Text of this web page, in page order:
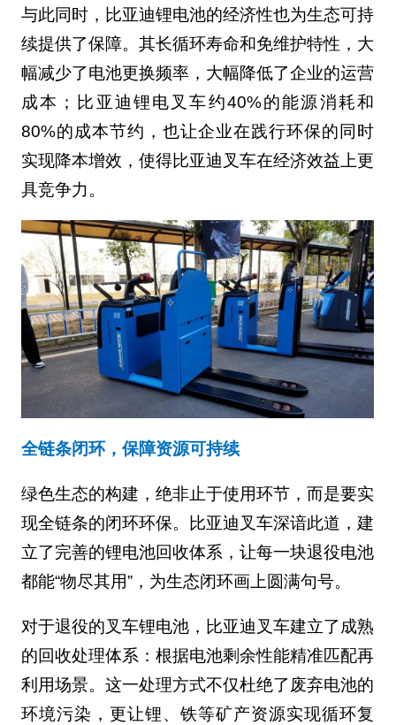
与此同时，比亚迪锂电池的经济性也为生态可持
续提供了保障。其长循环寿命和免维护特性，大
幅减少了电池更换频率，大幅降低了企业的运营
成本；比亚迪锂电叉车约40%的能源消耗和
80%的成本节约，也让企业在践行环保的同时
实现降本增效，使得比亚迪叉车在经济效益上更
具竞争力。
全链条闭环，保障资源可持续
绿色生态的构建，绝非止于使用环节，而是要实
现全链条的闭环环保。比亚迪叉车深谙此道，建
立了完善的锂电池回收体系，让每一块退役电池
都能“物尽其用”，为生态闭环画上圆满句号。
对于退役的叉车锂电池，比亚迪叉车建立了成熟
的回收处理体系：根据电池剩余性能精准匹配再
利用场景。这一处理方式不仅杜绝了废弃电池的
环境污染，更让锂、铁等矿产资源实现循环复